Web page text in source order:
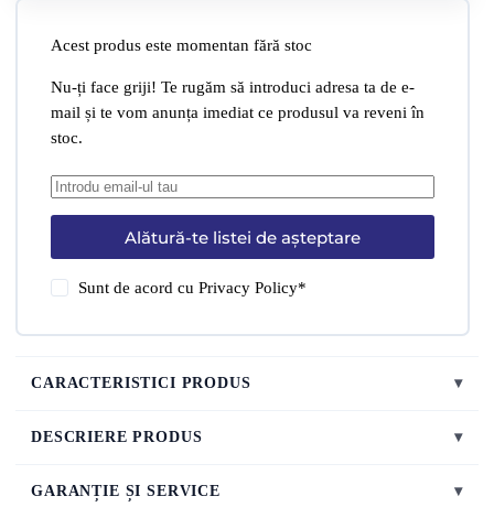
Acest produs este momentan fără stoc
Nu-ți face griji! Te rugăm să introduci adresa ta de e-
mail și te vom anunța imediat ce produsul va reveni în
stoc.
Alătură-te listei de așteptare
Sunt de acord cuPrivacy Policy*
CARACTERISTICI PRODUS ▾
DESCRIERE PRODUS ▾
GARANȚIE ȘI SERVICE ▾